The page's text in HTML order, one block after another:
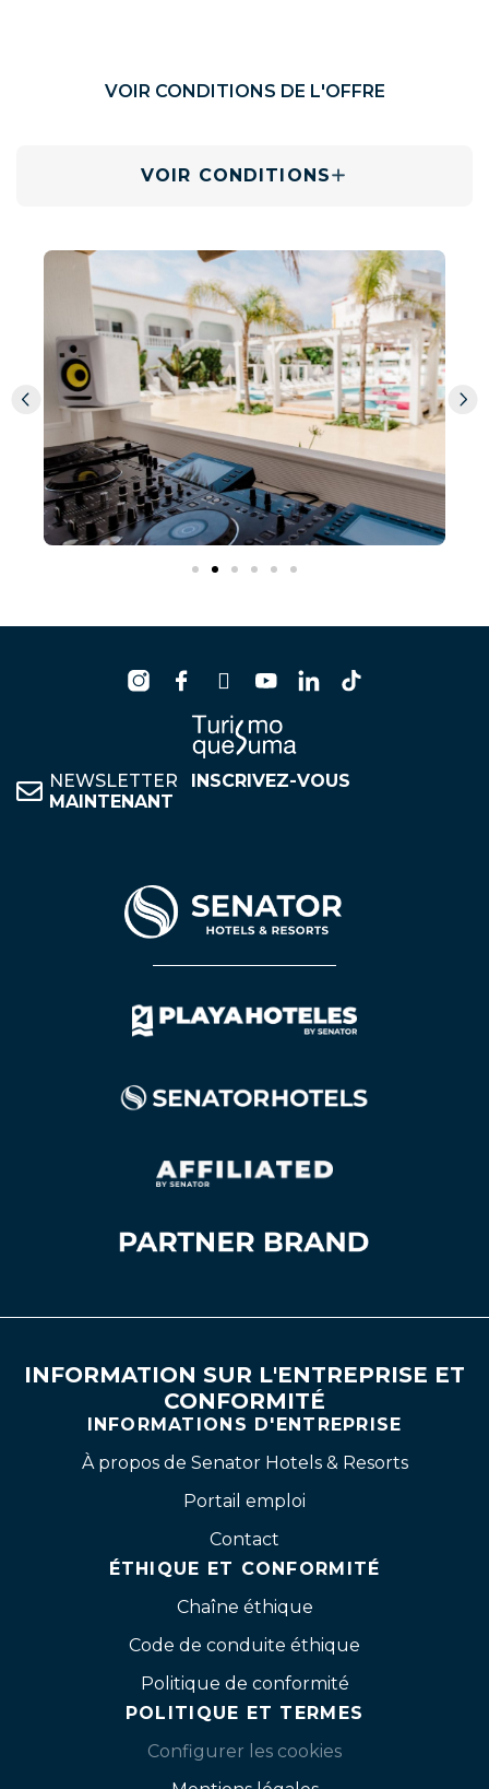
VOIR CONDITIONS DE L'OFFRE
VOIR CONDITIONS
NEWSLETTER
INSCRIVEZ-VOUS
MAINTENANT
INFORMATION SUR L'ENTREPRISE ET
CONFORMITÉ
INFORMATIONS D'ENTREPRISE
À propos de Senator Hotels & Resorts
Portail emploi
Contact
ÉTHIQUE ET CONFORMITÉ
Chaîne éthique
Code de conduite éthique
Politique de conformité
POLITIQUE ET TERMES
Configurer les cookies